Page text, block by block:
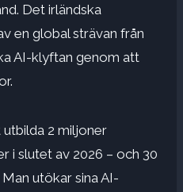
Det irländska
en global strävan från
AI-klyftan genom att
2 miljoner
i slutet av 2026 – och 30
utökar sina AI-